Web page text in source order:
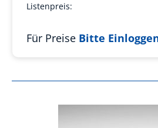
Listenpreis:
Für Preise Bitte